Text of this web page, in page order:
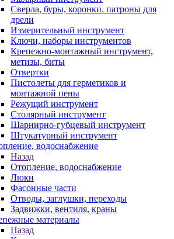
Сверла, буры, коронки. патроны для
дрели
Измерительный инструмент
Ключи, наборы инструментов
Крепежно-монтажный инструмент,
метизы, биты
Отвертки
Пистолеты для герметиков и
монтажной пены
Режущий инструмент
Столярный инструмент
Шарнирно-губцевый инструмент
Штукатурный инструмент
водоснабжение
Назад
Отопление, водоснабжение
Люки
Фасонные части
Отводы, заглушки, переходы
Задвижки, вентиля, краны
материалы
Назад